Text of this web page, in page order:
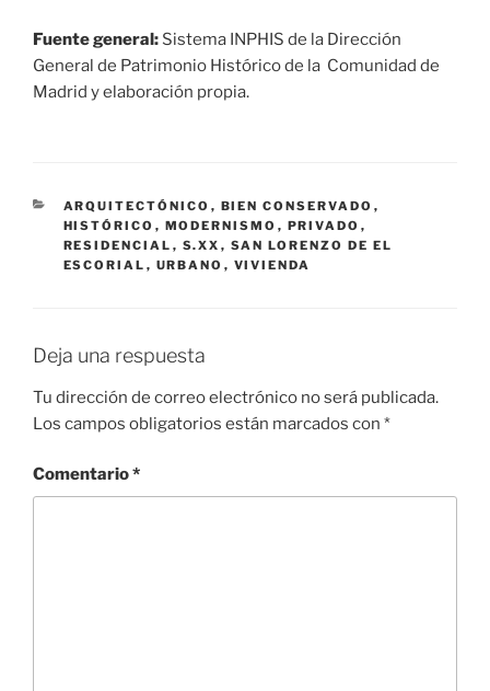
Fuente general: Sistema INPHIS de la Dirección
General de Patrimonio Histórico de la Comunidad de
Madrid y elaboración propia.
CATEGORÍAS
ARQUITECTÓNICO , BIEN CONSERVADO ,
HISTÓRICO , MODERNISMO , PRIVADO ,
RESIDENCIAL , S.XX , SAN LORENZO DE EL
ESCORIAL , URBANO , VIVIENDA
Deja una respuesta
Tu dirección de correo electrónico no será publicada.
Los campos obligatorios están marcados con *
Comentario*